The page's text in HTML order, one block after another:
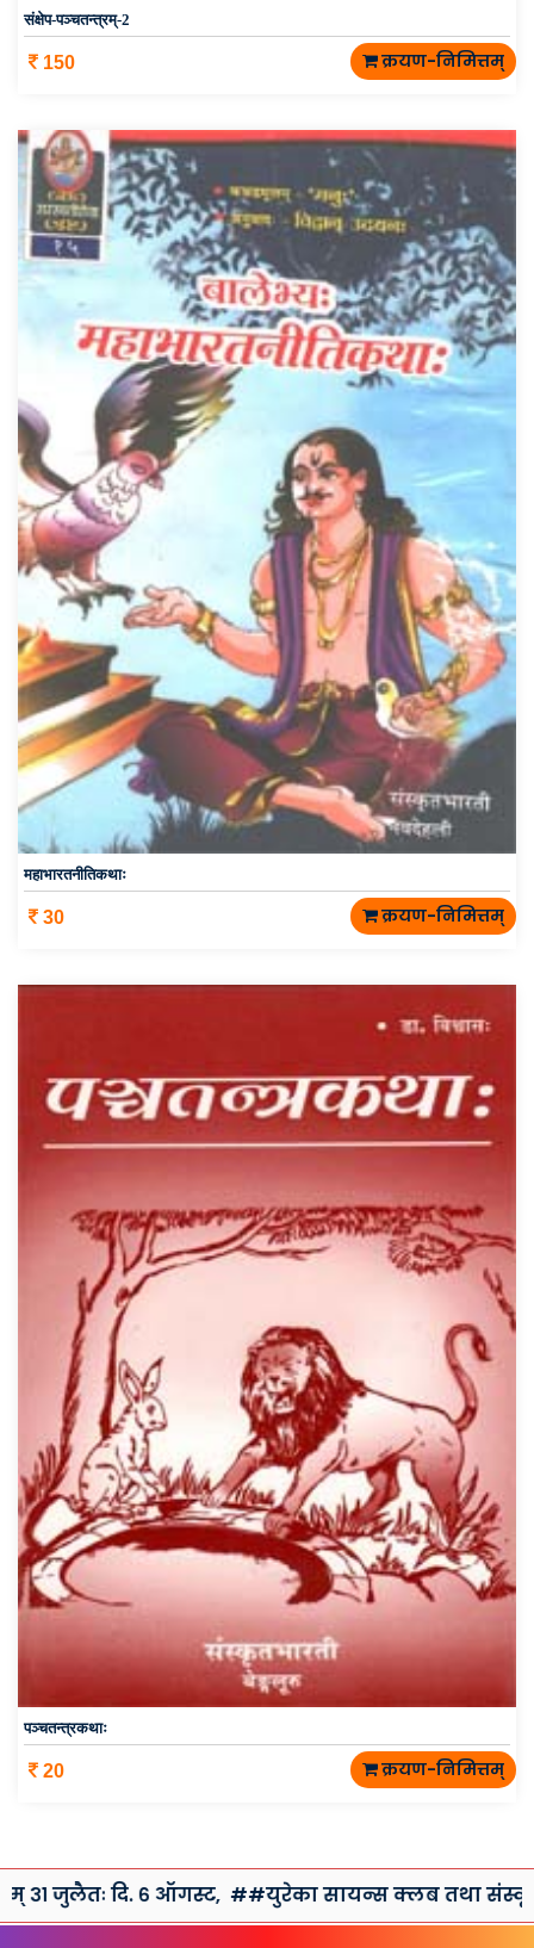
संक्षेप-पञ्चतन्त्रम्-2
150 क्रयण-निमित्तम्
महाभारतनीतिकथाः
30 क्रयण-निमित्तम्
पञ्चतन्त्रकथाः
20 क्रयण-निमित्तम्
दि. ६ ऑगस्ट,##युरेका सायन्स क्लब तथा